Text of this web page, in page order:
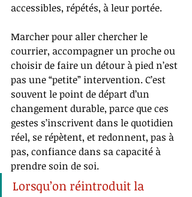
accessibles, répétés, à leur portée.
Marcher pour aller chercher le
courrier, accompagner un proche ou
choisir de faire un détour à pied n’est
pas une “petite” intervention. C’est
souvent le point de départ d’un
changement durable, parce que ces
gestes s’inscrivent dans le quotidien
réel, se répètent, et redonnent, pas à
pas, confiance dans sa capacité à
prendre soin de soi.
Lorsqu’on réintroduit la